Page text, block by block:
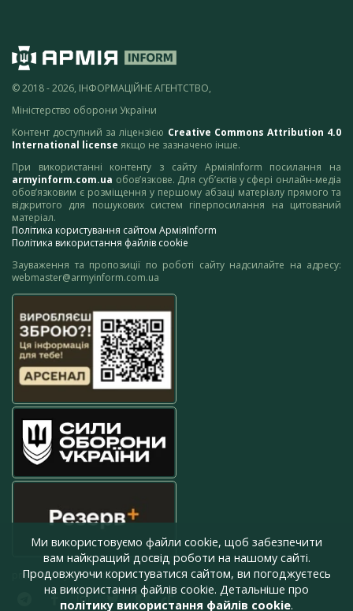
© 2018 - 2026, ІНФОРМАЦІЙНЕ АГЕНТСТВО,
Міністерство оборони України
Контент доступний за ліцензією Creative Commons Attribution 4.0
International license якщо не зазначено інше.
При використанні контенту з сайту АрміяInform посилання на
armyinform.com.ua обов’язкове. Для суб’єктів у сфері онлайн-медіа
обов’язковим є розміщення у першому абзаці матеріалу прямого та
відкритого для пошукових систем гіперпосилання на цитований
матеріал.
Політика користування сайтом АрміяInform
Політика використання файлів cookie
Зауваження та пропозиції по роботі сайту надсилайте на адресу:
webmaster@armyinform.com.ua
press@armyinform.com.ua
Ми використовуємо файли cookie, щоб забезпечити
вам найкращий досвід роботи на нашому сайті.
Продовжуючи користуватися сайтом, ви погоджуєтесь
на використання файлів cookie. Детальніше про
політику використання файлів cookie.